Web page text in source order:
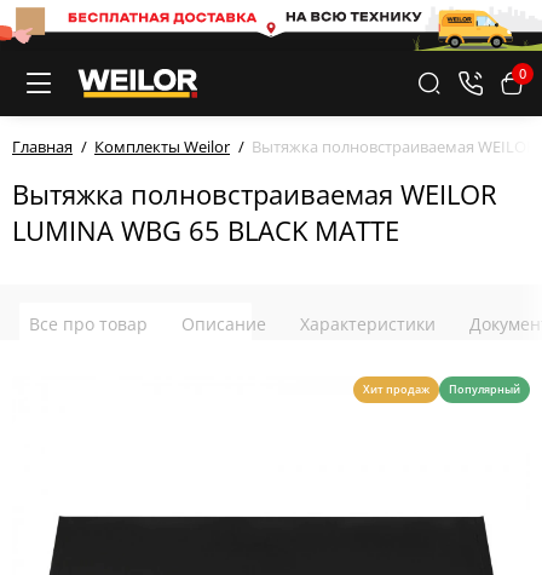
0
Главная Комплекты Weilor Вытяжка полновстраиваемая WEILOR
Вытяжка полновстраиваемая WEILOR
LUMINA WBG 65 BLACK MATTE
Все про товар Описание Характеристики
Хит продаж Популярный